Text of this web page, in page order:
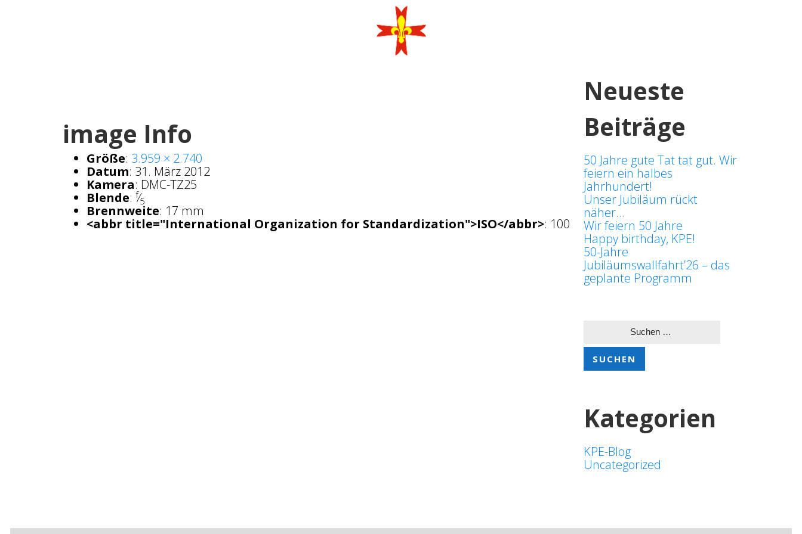
image Info
Größe: 3.959 × 2.740
Datum: 31. März 2012
Kamera: DMC-TZ25
Blende: f⁄5
Brennweite: 17 mm
<abbr title="International Organization for Standardization">ISO</abbr>: 100
Neueste
Beiträge
50 Jahre gute Tat tat gut. Wir
feiern ein halbes
Jahrhundert!
Unser Jubiläum rückt
näher…
Wir feiern 50 Jahre
Happy birthday, KPE!
50-Jahre
Jubiläumswallfahrt’26 – das
geplante Programm
Kategorien
KPE-Blog
Uncategorized